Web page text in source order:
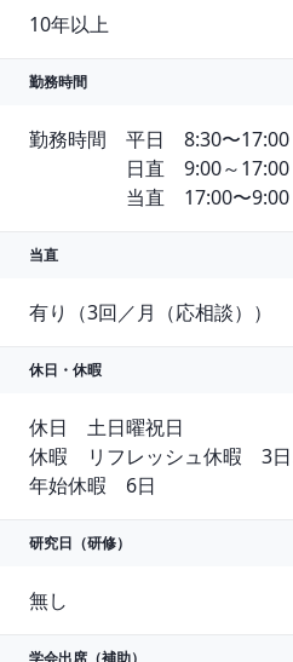
10年以上
勤務時間
勤務時間　平日　8:30〜17:00
日直　9:00～17:00
当直　17:00〜9:00
当直
有り（3回／月（応相談））
休日・休暇
休日　土日曜祝日
休暇　リフレッシュ休暇　3
年始休暇　6日
研究日（研修）
無し